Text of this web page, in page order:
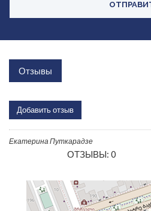
Отзывы
Добавить отзыв
Екатерина Путкарадзе
ОТЗЫВЫ: 0